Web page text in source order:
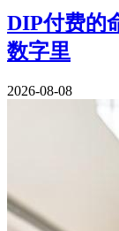
DIP付费的
数字里
2026-08-08